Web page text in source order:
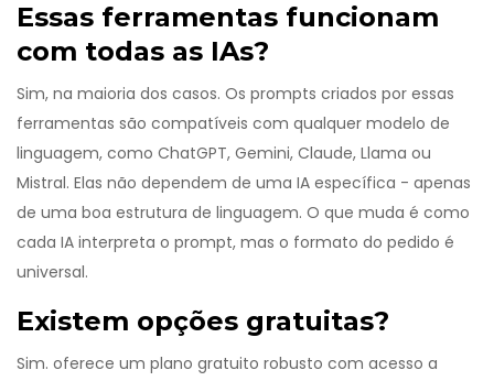
Essas ferramentas funcionam
com todas as IAs?
Sim, na maioria dos casos. Os prompts criados por essas
ferramentas são compatíveis com qualquer modelo de
linguagem, como ChatGPT, Gemini, Claude, Llama ou
Mistral. Elas não dependem de uma IA específica - apenas
de uma boa estrutura de linguagem. O que muda é como
cada IA interpreta o prompt, mas o formato do pedido é
universal.
Existem opções gratuitas?
Sim. oferece um plano gratuito robusto com acesso a